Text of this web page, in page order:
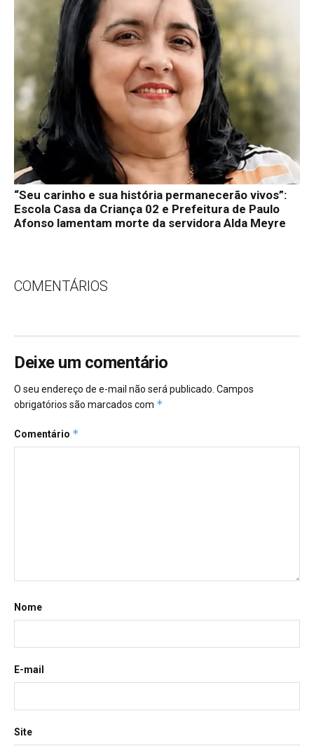
“Seu carinho e sua história permanecerão vivos”:
Escola Casa da Criança 02 e Prefeitura de Paulo
Afonso lamentam morte da servidora Alda Meyre
COMENTÁRIOS
Deixe um comentário
O seu endereço de e-mail não será publicado. Campos
obrigatórios são marcados com *
Comentário *
Nome
E-mail
Site